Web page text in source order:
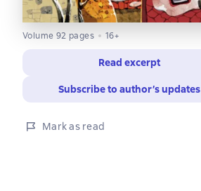
Volume 92 pages 16+
Read excerpt
Subscribe to author’s updates
Mark as read